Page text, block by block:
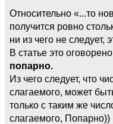
Относительно «...то
получится ровно
ни из чего не следует,
В статье это
попарно.
Из чего следует, что
слагаемого, может
только с таким же
слагаемого, Попарно))